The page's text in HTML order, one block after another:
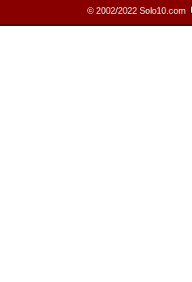
© 2002/2022 Solo10.com